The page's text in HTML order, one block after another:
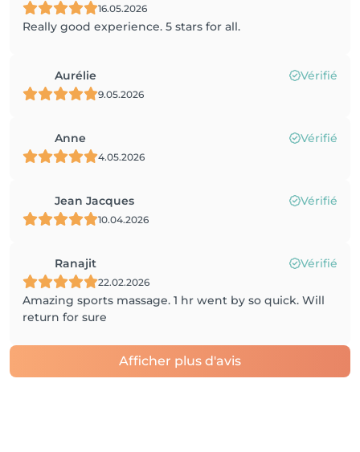
16.05.2026
Really good experience. 5 stars for all.
Aurélie Vérifié
9.05.2026
Anne Vérifié
4.05.2026
Jean Jacques Vérifié
10.04.2026
Ranajit Vérifié
22.02.2026
Amazing sports massage. 1 hr went by so quick. Will
return for sure
Afficher plus d'avis